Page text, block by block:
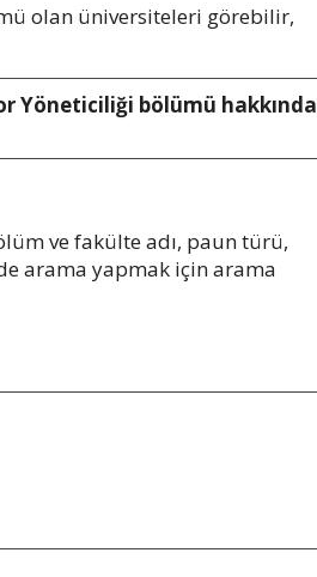
olan üniversiteleri görebilir,
Yöneticiliği bölümü hakkında
ve fakülte adı, paun türü,
arama yapmak için arama